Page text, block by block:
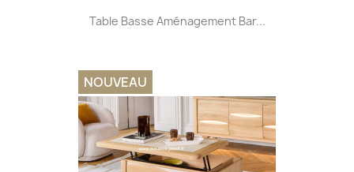
Table Basse Aménagement Bar...
NOUVEAU